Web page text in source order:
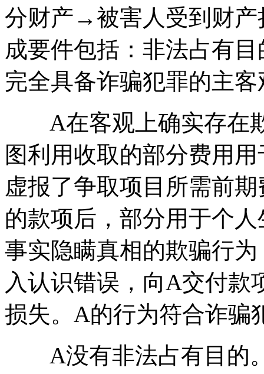
分财产→被害人受到财产
成要件包括：非法占有
完全具备诈骗犯罪的主
A在客观上确实存在
图利用收取的部分费用
虚报了争取项目所需前
的款项后，部分用于个
事实隐瞒真相的欺骗行
入认识错误，向A交付款
损失。A的行为符合诈骗
A没有非法占有目的